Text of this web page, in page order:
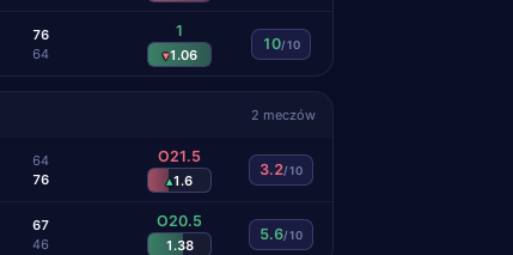
7
6
6
4
1
▾1.06
10/10
2 meczów
6
7
4
6
O21.5
▴1.6
3.2/10
6
4
7
6
O20.5
1.38
5.6/10